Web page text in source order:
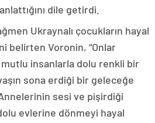
dile getirdi.
Ukraynalı çocukların hayal
belirten Voronin, “Onlar
insanlarla dolu renkli bir
sona erdiği bir geleceğe
sesi ve pişirdiği
evlerine dönmeyi hayal